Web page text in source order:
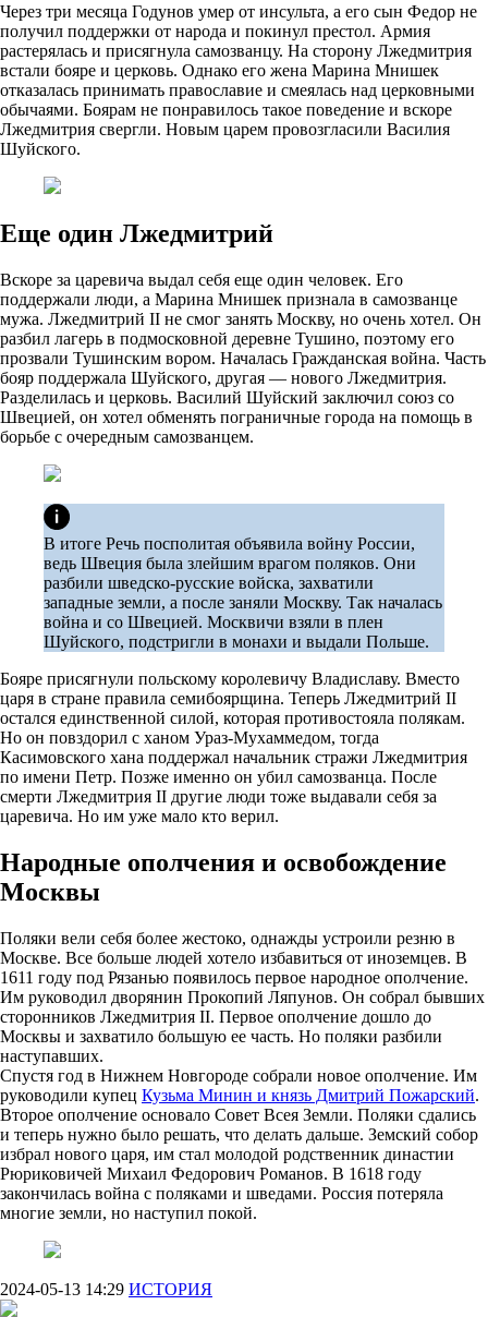
Через три месяца Годунов умер от инсульта, а его сын Федор не
получил поддержки от народа и покинул престол. Армия
растерялась и присягнула самозванцу. На сторону Лжедмитрия
встали бояре и церковь. Однако его жена Марина Мнишек
отказалась принимать православие и смеялась над церковными
обычаями. Боярам не понравилось такое поведение и вскоре
Лжедмитрия свергли. Новым царем провозгласили Василия
Шуйского.
Еще один Лжедмитрий
Вскоре за царевича выдал себя еще один человек. Его
поддержали люди, а Марина Мнишек признала в самозванце
мужа. Лжедмитрий II не смог занять Москву, но очень хотел. Он
разбил лагерь в подмосковной деревне Тушино, поэтому его
прозвали Тушинским вором. Началась Гражданская война. Часть
бояр поддержала Шуйского, другая — нового Лжедмитрия.
Разделилась и церковь. Василий Шуйский заключил союз со
Швецией, он хотел обменять пограничные города на помощь в
борьбе с очередным самозванцем.
В итоге Речь посполитая объявила войну России,
ведь Швеция была злейшим врагом поляков. Они
разбили шведско-русские войска, захватили
западные земли, а после заняли Москву. Так началась
война и со Швецией. Москвичи взяли в плен
Шуйского, подстригли в монахи и выдали Польше.
Бояре присягнули польскому королевичу Владиславу. Вместо
царя в стране правила семибоярщина. Теперь Лжедмитрий II
остался единственной силой, которая противостояла полякам.
Но он повздорил с ханом Ураз-Мухаммедом, тогда
Касимовского хана поддержал начальник стражи Лжедмитрия
по имени Петр. Позже именно он убил самозванца. После
смерти Лжедмитрия II другие люди тоже выдавали себя за
царевича. Но им уже мало кто верил.
Народные ополчения и освобождение
Москвы
Поляки вели себя более жестоко, однажды устроили резню в
Москве. Все больше людей хотело избавиться от иноземцев. В
1611 году под Рязанью появилось первое народное ополчение.
Им руководил дворянин Прокопий Ляпунов. Он собрал бывших
сторонников Лжедмитрия II. Первое ополчение дошло до
Москвы и захватило большую ее часть. Но поляки разбили
наступавших.
Спустя год в Нижнем Новгороде собрали новое ополчение. Им
руководили купец Кузьма Минин и князь Дмитрий Пожарский.
Второе ополчение основало Совет Всея Земли. Поляки сдались
и теперь нужно было решать, что делать дальше. Земский собор
избрал нового царя, им стал молодой родственник династии
Рюриковичей Михаил Федорович Романов. В 1618 году
закончилась война с поляками и шведами. Россия потеряла
многие земли, но наступил покой.
2024-05-13 14:29 ИСТОРИЯ